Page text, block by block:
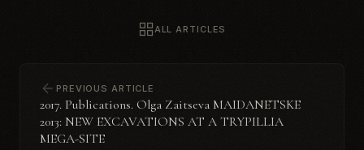
PREVIOUS ARTICLE
2017. Publications. Olga Zaitseva MAIDANETSKE
2013: NEW EXCAVATIONS AT A TRYPILLIA
MEGA-SITE
ALL ARTICLES